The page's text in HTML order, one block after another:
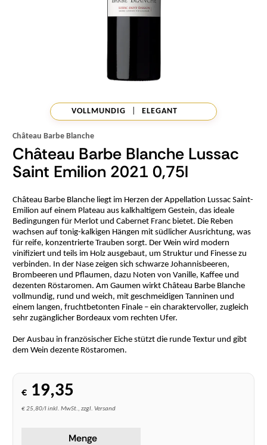
VOLLMUNDIG ELEGANT
Château Barbe Blanche
Château Barbe Blanche Lussac
Saint Emilion 2021 0,75l
Château Barbe Blanche liegt im Herzen der Appellation Lussac Saint-
Emilion auf einem Plateau aus kalkhaltigem Gestein, das ideale
Bedingungen für Merlot und Cabernet Franc bietet. Die Reben
wachsen auf tonig-kalkigen Hängen mit südlicher Ausrichtung, was
für reife, konzentrierte Trauben sorgt. Der Wein wird modern
vinifiziert und teils im Holz ausgebaut, um Struktur und Finesse zu
verbinden. In der Nase zeigen sich schwarze Johannisbeeren,
Brombeeren und Pflaumen, dazu Noten von Vanille, Kaffee und
dezenten Röstaromen. Am Gaumen wirkt Château Barbe Blanche
vollmundig, rund und weich, mit geschmeidigen Tanninen und
einem langen, fruchtbetonten Finale – ein charaktervoller, zugleich
sehr zugänglicher Bordeaux vom rechten Ufer.
Der Ausbau in französischer Eiche stützt die runde Textur und gibt
dem Wein dezente Röstaromen.
€ 19,35
€ 25,80/l inkl. MwSt., zzgl. Versand
Menge